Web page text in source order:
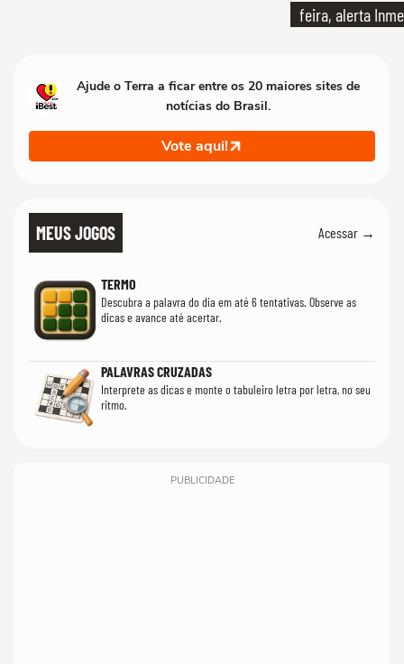
feira, alerta
Ajude o Terra a ficar entre os 20 maiores sites de
notícias do Brasil.
Vote aqui!
MEUS JOGOS Acessar →
TERMO
Descubra a palavra do dia em até 6 tentativas. Observe as
dicas e avance até acertar.
PALAVRAS CRUZADAS
Interprete as dicas e monte o tabuleiro letra por letra, no seu
ritmo.
PUBLICIDADE